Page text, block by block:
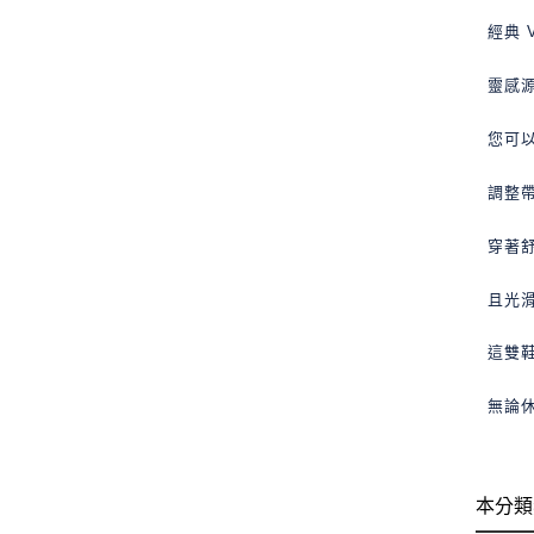
經典
靈感
您可
調整
穿著
且光
這雙
無論
本分